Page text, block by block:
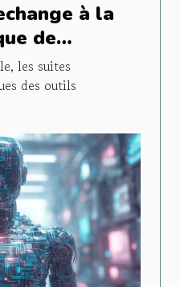
à la
de
gratuits
les suites
des outils